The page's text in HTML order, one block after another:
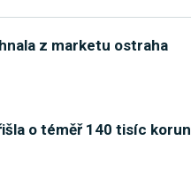
z marketu ostraha
o téměř 140 tisíc korun